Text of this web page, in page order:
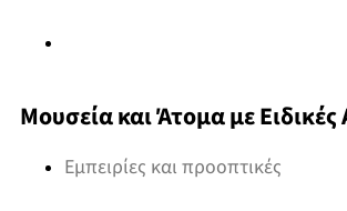
Μουσεία και Άτομα με
Εμπειρίες και προοπτικές